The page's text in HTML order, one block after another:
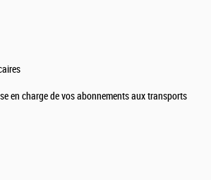
en charge de vos abonnements aux transports